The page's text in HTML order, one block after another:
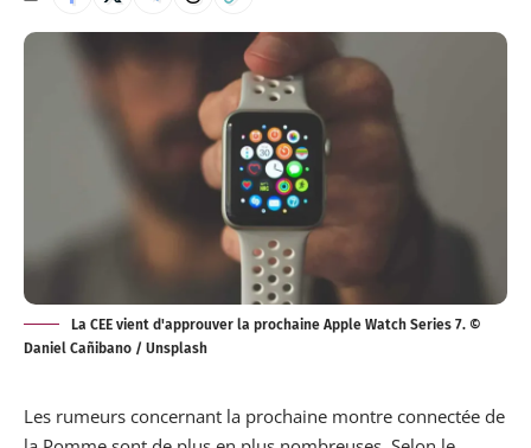
La CEE vient d'approuver la prochaine Apple Watch Series 7. ©
Daniel Cañibano / Unsplash
Les rumeurs concernant la prochaine montre connectée de